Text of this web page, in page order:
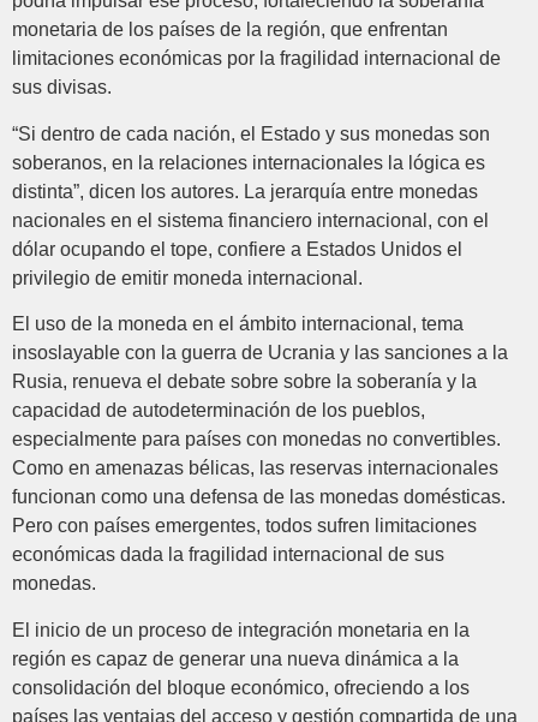
monetaria de los países de la región, que enfrentan
limitaciones económicas por la fragilidad internacional de
sus divisas.
“Si dentro de cada nación, el Estado y sus monedas son
soberanos, en la relaciones internacionales la lógica es
distinta”, dicen los autores. La jerarquía entre monedas
nacionales en el sistema financiero internacional, con el
dólar ocupando el tope, confiere a Estados Unidos el
privilegio de emitir moneda internacional.
El uso de la moneda en el ámbito internacional, tema
insoslayable con la guerra de Ucrania y las sanciones a la
Rusia, renueva el debate sobre sobre la soberanía y la
capacidad de autodeterminación de los pueblos,
especialmente para países con monedas no convertibles.
Como en amenazas bélicas, las reservas internacionales
funcionan como una defensa de las monedas domésticas.
Pero con países emergentes, todos sufren limitaciones
económicas dada la fragilidad internacional de sus
monedas.
El inicio de un proceso de integración monetaria en la
región es capaz de generar una nueva dinámica a la
consolidación del bloque económico, ofreciendo a los
países las ventajas del acceso y gestión compartida de una